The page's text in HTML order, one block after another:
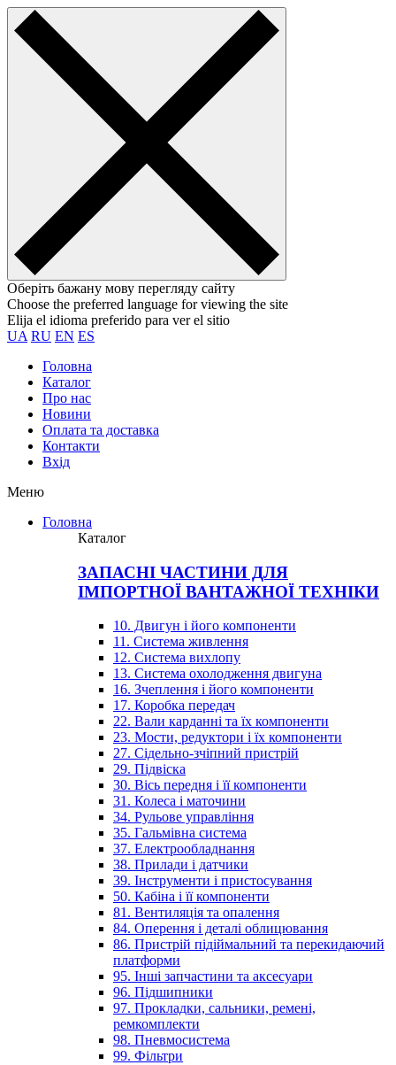
Оберіть бажану мову перегляду сайту
Choose the preferred language for viewing the site
Elija el idioma preferido para ver el sitio
UA RU EN ES
Головна
Каталог
Про нас
Новини
Оплата та доставка
Контакти
Вхiд
Меню
Головна
Каталог
ЗАПАСНІ ЧАСТИНИ ДЛЯ
ІМПОРТНОЇ ВАНТАЖНОЇ ТЕХНІКИ
10. Двигун і його компоненти
11. Система живлення
12. Система вихлопу
13. Система охолодження двигуна
16. Зчеплення і його компоненти
17. Коробка передач
22. Вали карданні та їх компоненти
23. Мости, редуктори і їх компоненти
27. Сідельно-зчіпний пристрій
29. Підвіска
30. Вісь передня і її компоненти
31. Колеса і маточини
34. Рульове управління
35. Гальмівна система
37. Електрообладнання
38. Прилади і датчики
39. Інструменти і пристосування
50. Кабіна і її компоненти
81. Вентиляція та опалення
84. Оперення і деталі облицювання
86. Пристрій підіймальний та перекидаючий
платформи
95. Інші запчастини та аксесуари
96. Підшипники
97. Прокладки, сальники, ремені,
ремкомплекти
98. Пневмосистема
99. Фільтри